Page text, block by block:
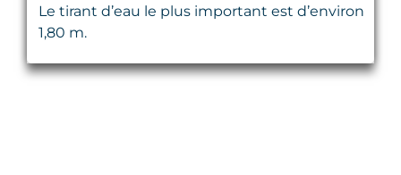
Le tirant d’eau le plus important est d’environ
1,80 m.